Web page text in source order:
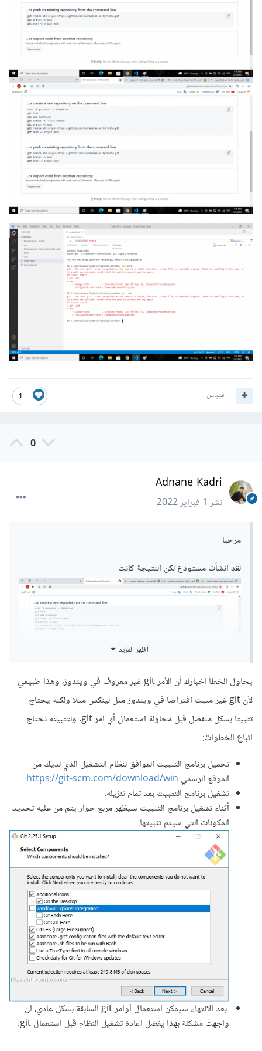
ستظهر استمارة يمكن من عليها تخصيص اسم المستودع،
وصفه وحالته: عام أو خاص. حيث ان المستودعات العامة
تظهر لأي مستخدم يتصفح حسابك في github في حين أن
المستودعات الخاصة لن تظهر. اغلب العملاء يشترطون أن
تكون المستودعات التي يشاركها معهم المطورون خاصة.
بعد تأكيد انشاء المستودع سيتم التوجيه االى صفحة
المستودع، أين تظهر فارغة وموضح عليها بعض الأوامر في
بعد انشاء المستودع والتأكد من ذلك نحتاج الآن دفع ملفات
المشروع التي على حاسوبك الى هذا المستودع الموجود في
github لمشاركتها مع العميل. لدفع الملفات نحتاج تنفيذ
نحتاج الدخول الى مجلد ملفات المشروع
cd path/to/yourProjectFolder
git init
له
git commit -m "my first commit"
انشاء فرع للمشروع للدفع اليه
الآن وقد قمت بهذا يتبقى أمر واحد أخير يحتاج عملا أكثر. الآن
وقبل تنفيذ أمر الدفع الذي ينقل الملفات فعليا من مستودعك المحلي
أي ملفات من اي شخص يدفع اليها وفقط، بل تحتاج ان تتأكد في
هذا أن الشخص الذي يقوم بالدفع هو صاحب المستودع نفسه او
يملك صلاحية ذلك. وتستعمل في ذلك طريقة التوثيق عن طريق رمز
التوثيق. وفيما يلي كيفية استخراجه.
1 اقتباس
0
Adnane Kadri
نشر1 فبراير 2022
مرحبا
لقد انشأت مستودع لكن النتيجة كانت
أظهر المزيد
يحاول الخطأ اخبارك أن الأمر git غير معروف في ويندوز، وهذا طبيعي
لأن git غير مثبت افتراضا في ويندوز مثل لينكس مثلا ولكنه يحتاج
تثبيتا بشكل منفصل قبل محاولة استعمال أي امر git. ولتثبيته نحتاج
اتباع الخطوات:
تحميل برنامج التثبيت الموافق لنظام التشغيل الذي لديك من
الموقع الرسمي https://git-scm.com/download/win
تشغيل برنامج التثبيت بعد تمام تنزيله.
أثناء تشغيل برنامج التثبيت سيظهر مربع حوار يتم من عليه تحديد
المكونات التي سيتم تثبيتها.
بعد الانتهاء سيمكن استعمال أوامر git السابقة بشكل عادي، ان
واجهت مشكلة بهذا يفضل اعادة تشغيل النظام قبل استعمال git.